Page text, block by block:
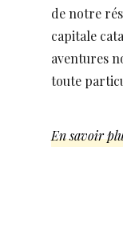
de notre
capitale
aventures
toute
En savoir